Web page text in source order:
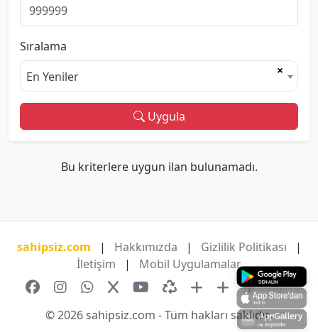
Sıralama
×
En Yeniler
Uygula
Bu kriterlere uygun ilan bulunamadı.
sahipsiz.com | Hakkımızda | Gizlilik Politikası
|
İletişim
| Mobil Uygulamalar
© 2026 sahipsiz.com - Tüm hakları saklıdır